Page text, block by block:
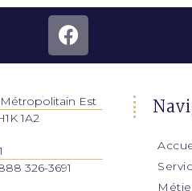
Est
1A2
326-3691